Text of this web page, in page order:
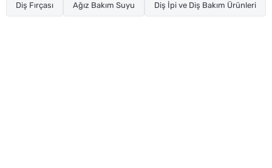
Diş Fırçası Ağız Bakım Suyu Diş İpi ve Diş Bakım Ürünleri